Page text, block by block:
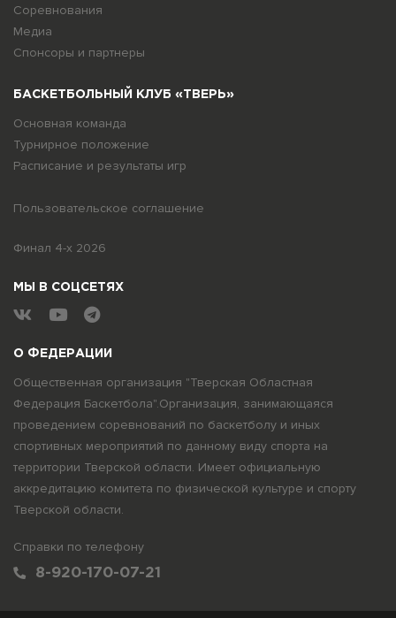
О ФЕДЕРАЦИИ
Общественная организация "Тверская Областная
Федерация Баскетбола".Организация, занимающаяся
проведением соревнований по баскетболу и иных
спортивных мероприятий по данному виду спорта на
территории Тверской области. Имеет официальную
аккредитацию комитета по физической культуре и спорту
Тверской области.
Справки по телефону
8-920-170-07-21
Соревнования
Медиа
Спонсоры и партнеры
БАСКЕТБОЛЬНЫЙ КЛУБ «ТВЕРЬ»
Основная команда
Турнирное положение
Расписание и результаты игр
Пользовательское соглашение
Финал 4-х 2026
МЫ В СОЦСЕТЯХ